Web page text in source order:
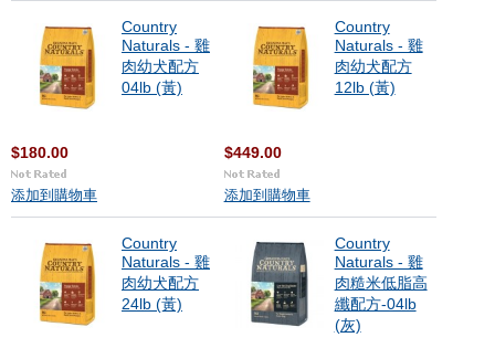
Country
Naturals - 雞
肉幼犬配方
04lb (黃)
$180.00
添加到購物車
Country
Naturals - 雞
肉幼犬配方
12lb (黃)
$449.00
添加到購物車
Country
Naturals - 雞
肉幼犬配方
24lb (黃)
Country
Naturals - 雞
肉糙米低脂高
纖配方-04lb
(灰)